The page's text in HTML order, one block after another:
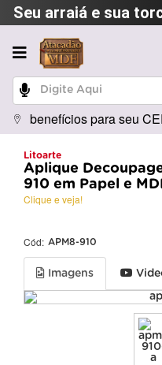
Seu arraiá e sua
benefícios para seu
Litoarte
Aplique
910 em Papel e
Clique e veja!
Cód: APM8-910
Imagens